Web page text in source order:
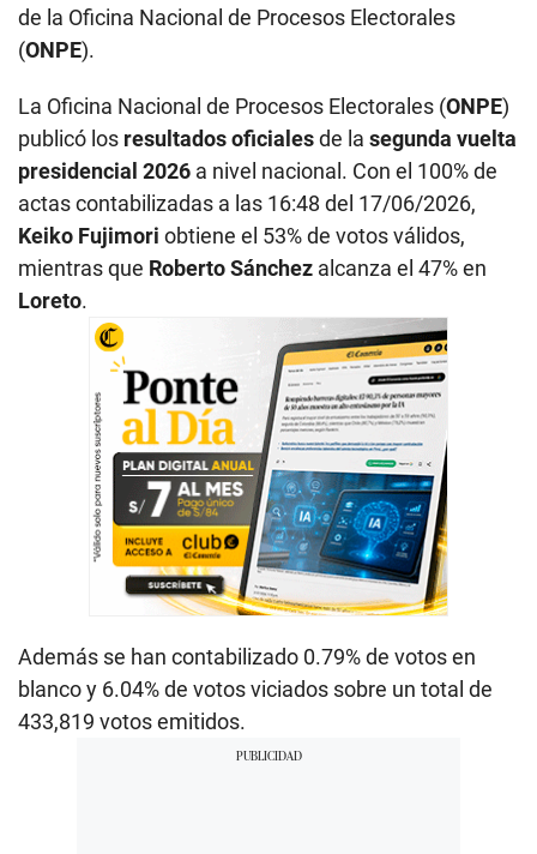
de la Oficina Nacional de Procesos Electorales
(ONPE).
La Oficina Nacional de Procesos Electorales (ONPE)
publicó los resultados oficialesde la segunda vuelta
presidencial 2026 a nivel nacional. Con el 100% de
actas contabilizadas a las 16:48 del 17/06/2026,
Keiko Fujimori obtiene el 53% de votos válidos,
mientras que Roberto Sánchez alcanza el 47% en
Loreto.
Además se han contabilizado 0.79% de votos en
blanco y 6.04% de votos viciados sobre un total de
433,819 votos emitidos.